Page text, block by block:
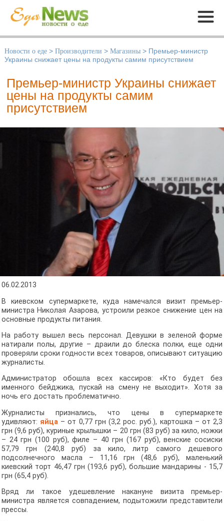
Меню
Новости о еде > Производители > Магазины > Премьер-министр
Украины снижает цены на продукты самим присутствием
Премьер-министр Украины снижает
цены на продукты самим
присутствием
06.02.2013
В киевском супермаркете, куда намечался визит премьер-
министра Николая Азарова, устроили резкое снижение цен на
основные продукты питания.
На работу вышел весь персонал. Девушки в зеленой форме
натирали полы, другие – драили до блеска полки, еще одни
проверяли сроки годности всех товаров, описывают ситуацию
журналисты.
Администратор обошла всех кассиров: «Кто будет без
именного бейджика, пускай на смену не выходит». Хотя за
ночь его достать проблематично.
Журналисты признались, что цены в супермаркете
удивляют: яйца – от 0,77 грн (3,2 рос. руб.), картошка – от 2,3
грн (9,6 руб), куриные крылышки – 20 грн (83 руб) за кило, ножки
– 24 грн (100 руб), филе – 40 грн (167 руб), венские сосиски
57,79 грн (240,8 руб) за кило, литр самого дешевого
подсолнечного масла – 11,16 грн (48,6 руб), маленький
киевский торт 46,47 грн (193,6 руб), большие мандарины - 15,7
грн (65,4 руб).
Вряд ли такое удешевление накануне визита премьер-
министра является совпадением, подытожили представители
прессы.